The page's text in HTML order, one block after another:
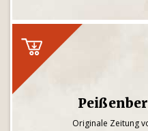
Originale Zeitung